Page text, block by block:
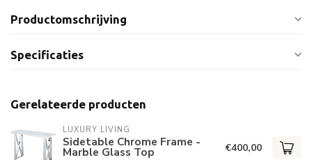
Productomschrijving
Specificaties
Gerelateerde producten
LUXURY LIVING
Sidetable Chrome Frame -
Marble Glass Top €400,00